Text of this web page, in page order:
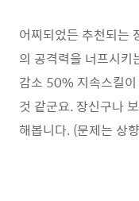
어찌되었든 추천되는
의 공격력을 너프시키
감소 50% 지속스킬
것 같군요. 장신구나
해봅니다. (문제는 상